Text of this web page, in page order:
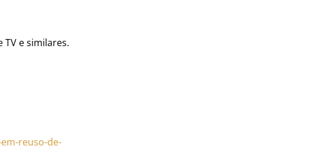
e similares.
reuso-de-